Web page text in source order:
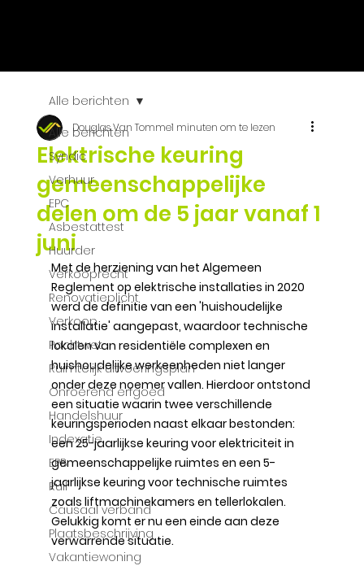
Alle berichten
Syndic
Verhuur
EPC
Asbestattest
Huurder
Verkooprecht
Renovatieplicht
Verkoop
Pachtwet
Ruimtelijk uitvoeringsplan
Onroerend erfgoed
Handelshuur
Indexatie
EPB
Ruil
Causaal verband
Plaatsbeschrijving
Vakantiewoning
Alle berichten
Elektrische keuring
gemeenschappelijke
delen om de 5 jaar vanaf 1
juni
Douglas Van Tomme1 minuten om te lezen
Met de herziening van het Algemeen
Reglement op elektrische installaties in 2020
werd de definitie van een 'huishoudelijke
installatie' aangepast, waardoor technische
lokalen van residentiële complexen en
huishoudelijke werkeenheden niet langer
onder deze noemer vallen. Hierdoor ontstond
een situatie waarin twee verschillende
keuringsperioden naast elkaar bestonden:
een 25-jaarlijkse keuring voor elektriciteit in
gemeenschappelijke ruimtes en een 5-
jaarlijkse keuring voor technische ruimtes
zoals liftmachinekamers en tellerlokalen.
Gelukkig komt er nu een einde aan deze
verwarrende situatie.